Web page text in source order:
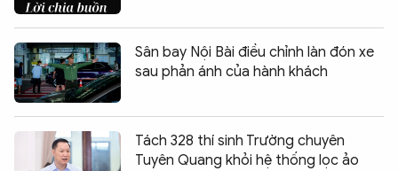
Sân bay Nội Bài điều chỉnh làn đón xe
sau phản ánh của hành khách
Tách 328 thí sinh Trường chuyên
Tuyên Quang khỏi hệ thống lọc ảo